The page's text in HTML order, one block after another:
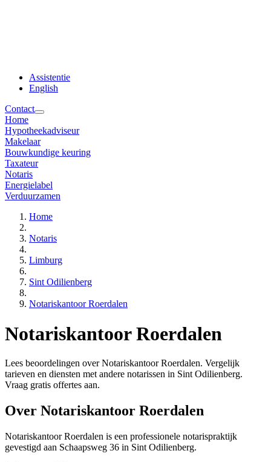
Assistentie
English
Contact
Home
Hypotheekadviseur
Makelaar
Bouwkundige keuring
Taxateur
Notaris
Energielabel
Verduurzamen
Home
Notaris
Limburg
Sint Odilienberg
Notariskantoor Roerdalen
Notariskantoor Roerdalen
Lees beoordelingen over Notariskantoor Roerdalen. Vergelijk
tarieven en diensten met andere notarissen in Sint Odilienberg.
Vraag gratis offertes aan.
Over Notariskantoor Roerdalen
Notariskantoor Roerdalen is een professionele notarispraktijk
gevestigd aan Schaapsweg 36 in Sint Odilienberg.